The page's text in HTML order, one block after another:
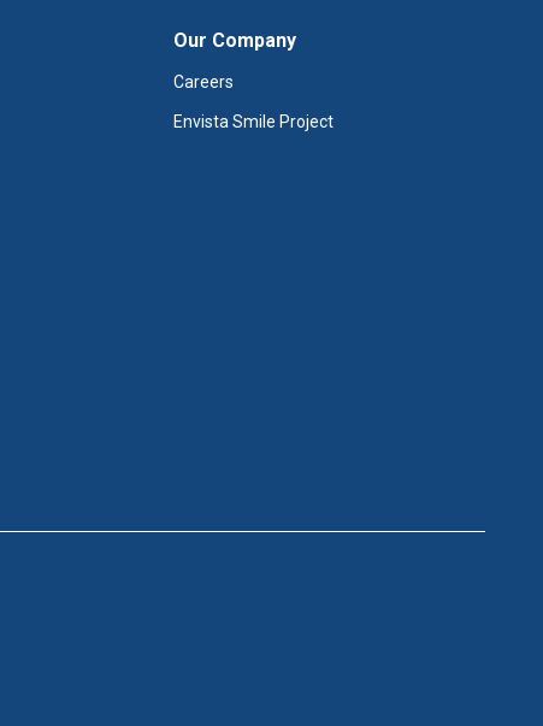
Our Company
Careers
Envista Smile Project